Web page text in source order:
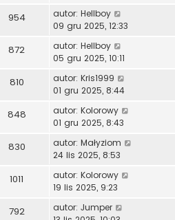
954 autor: Hellboy
09 gru 2025, 12:33
872 autor: Hellboy
05 gru 2025, 10:11
810 autor: Kris1999
01 gru 2025, 8:44
848 autor: Kolorowy
01 gru 2025, 8:43
830 autor: Małyziom
24 lis 2025, 8:53
1011 autor: Kolorowy
19 lis 2025, 9:23
792 autor: Jumper